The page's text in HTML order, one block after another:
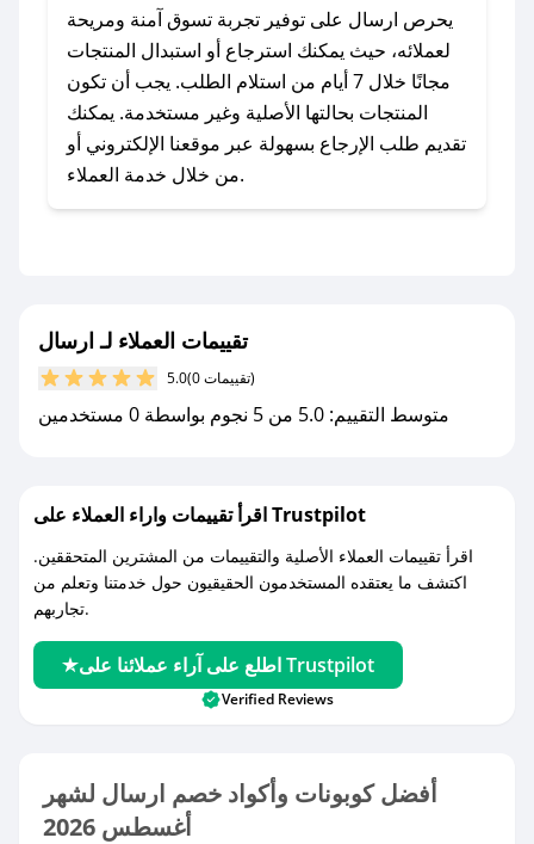
### كيف تحصل على كوبونات خصم حصرية من
ارسال؟
للحصول على كوبونات وخصومات حصرية، قم بما
يلي:
- اضغط على أيقونة متابعة لمتجر ارسال في تطبيق
صحصح.
مع صحصح، تسوق بذكاء ووفّر على كل مشترياتك مع
يحرص ارسال على توفير تجربة تسوق آمنة ومريحة
لعملائه، حيث يمكنك استرجاع أو استبدال المنتجات
مجانًا خلال 7 أيام من استلام الطلب. يجب أن تكون
المنتجات بحالتها الأصلية وغير مستخدمة. يمكنك
تقديم طلب الإرجاع بسهولة عبر موقعنا الإلكتروني أو
من خلال خدمة العملاء.
تقييمات العملاء لـ ارسال
5.0 (0 تقييمات)
متوسط التقييم: 5.0 من 5 نجوم بواسطة 0 مستخدمين
اقرأ تقييمات واراء العملاء على Trustpilot
اقرأ تقييمات العملاء الأصلية والتقييمات من المشترين المتحققين.
اكتشف ما يعتقده المستخدمون الحقيقيون حول خدمتنا وتعلم من
تجاربهم.
اطلع على آراء عملائنا على Trustpilot
Verified Reviews
أفضل كوبونات وأكواد خصم ارسال لشهر
أغسطس 2026